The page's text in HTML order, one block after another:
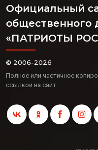
Официальный
общественного
«ПАТРИОТЫ
© 2006-2026
Полное или частичное
ссылкой на сайт